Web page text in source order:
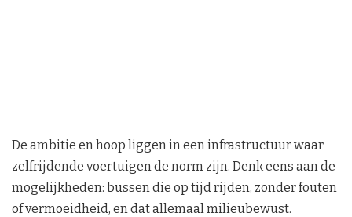
De ambitie en hoop liggen in een infrastructuur waar
zelfrijdende voertuigen de norm zijn. Denk eens aan de
mogelijkheden: bussen die op tijd rijden, zonder fouten
of vermoeidheid, en dat allemaal milieubewust.